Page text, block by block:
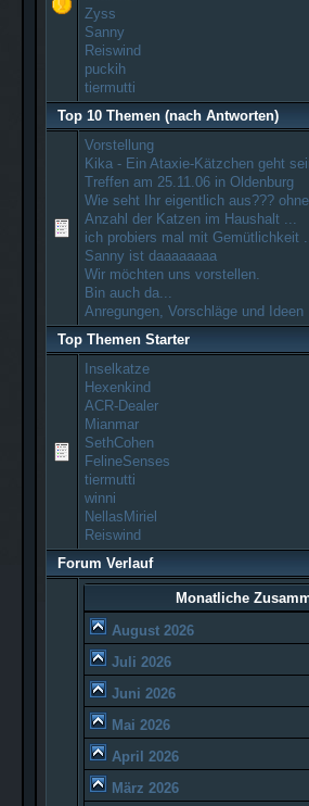
Zyss
Sanny
Reiswind
puckih
tiermutti
Top 10 Themen (nach Antworten)
Vorstellung
Kika - Ein Ataxie-Kätzchen geht
Treffen am 25.11.06 in Oldenburg
Wie seht Ihr eigentlich aus???
Anzahl der Katzen im Haushalt ...
ich probiers mal mit Gemütlichkeit ...
Sanny ist daaaaaaaa
Wir möchten uns vorstellen.
Bin auch da...
Anregungen, Vorschläge und Ideen
Top Themen Starter
Inselkatze
Hexenkind
ACR-Dealer
Mianmar
SethCohen
FelineSenses
tiermutti
winni
NellasMiriel
Reiswind
Forum Verlauf
Monatliche
August 2026
Juli 2026
Juni 2026
Mai 2026
April 2026
März 2026